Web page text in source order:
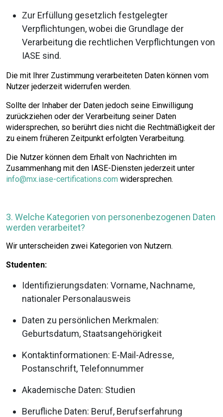
Zur Erfüllung gesetzlich festgelegter
Verpflichtungen, wobei die Grundlage der
Verarbeitung die rechtlichen Verpflichtungen von
IASE sind.
Die mit Ihrer Zustimmung verarbeiteten Daten können vom
Nutzer jederzeit widerrufen werden.
Sollte der Inhaber der Daten jedoch seine Einwilligung
zurückziehen oder der Verarbeitung seiner Daten
widersprechen, so berührt dies nicht die Rechtmäßigkeit der
zu einem früheren Zeitpunkt erfolgten Verarbeitung.
Die Nutzer können dem Erhalt von Nachrichten im
Zusammenhang mit den IASE-Diensten jederzeit unter
info@mx.iase-certifications.com widersprechen.
3. Welche Kategorien von personenbezogenen Daten
werden verarbeitet?
Wir unterscheiden zwei Kategorien von Nutzern.
Studenten:
Identifizierungsdaten: Vorname, Nachname,
nationaler Personalausweis
Daten zu persönlichen Merkmalen:
Geburtsdatum, Staatsangehörigkeit
Kontaktinformationen: E-Mail-Adresse,
Postanschrift, Telefonnummer
Akademische Daten: Studien
Berufliche Daten: Beruf, Berufserfahrung